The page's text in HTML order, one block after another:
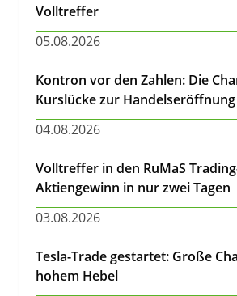
Volltreffer
05.08.2026
Kontron vor den Zahlen: Die
Kurslücke zur Handelseröffnung
04.08.2026
Volltreffer in den RuMaS
Aktiengewinn in nur zwei Tagen
03.08.2026
Tesla-Trade gestartet: Große
hohem Hebel